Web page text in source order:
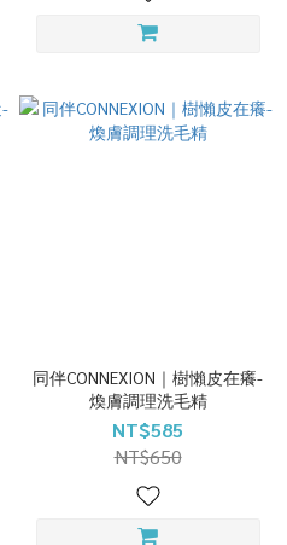
同伴CONNEXION｜樹懶皮在癢-
煥膚調理洗毛精
NT$585
NT$650